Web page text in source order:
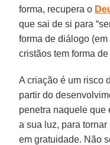
forma, recupera o
que sai de si para
forma de diálogo
cristãos tem forma
A criação é um risco
partir do
penetra naquele que
a sua luz, para
em gratuidade. Não